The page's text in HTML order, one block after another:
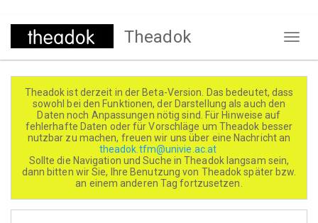
Direkt
Theadok
Theadok ist derzeit in der Beta-Version. Das bedeutet, dass
sowohl bei den Funktionen, der Darstellung als auch den
Daten noch Anpassungen nötig sind. Für Hinweise auf
fehlerhafte Daten oder für Vorschläge um Theadok besser
nutzbar zu machen, freuen wir uns über eine Nachricht an
theadok.tfm@univie.ac.at
Sollte die Navigation und Suche in Theadok langsam sein,
dann bitten wir Sie, Ihre Benutzung von Theadok später bzw.
an einem anderen Tag fortzusetzen.